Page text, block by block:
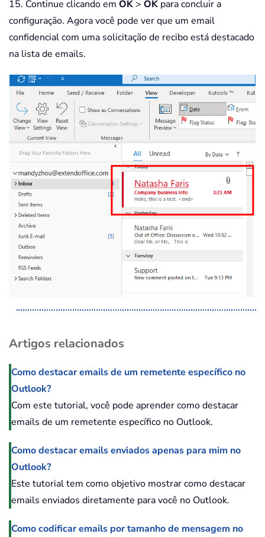
15. Continue clicando em OK > OK para concluir a
configuração. Agora você pode ver que um email
confidencial com uma solicitação de recibo está destacado
na lista de emails.
Artigos relacionados
Como destacar emails de um remetente específico no
Outlook?
Com este tutorial, você pode aprender como destacar
emails de um remetente específico no Outlook.
Como destacar emails enviados apenas para mim no
Outlook?
Este tutorial tem como objetivo mostrar como destacar
emails enviados diretamente para você no Outlook.
Como codificar emails por tamanho de mensagem no